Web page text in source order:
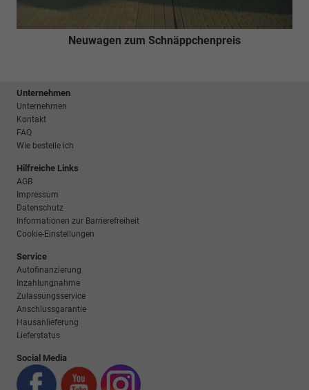
Neuwagen zum Schnäppchenpreis
Unternehmen
Unternehmen
Kontakt
FAQ
Wie bestelle ich
Hilfreiche Links
AGB
Impressum
Datenschutz
Informationen zur Barrierefreiheit
Cookie-Einstellungen
Service
Autofinanzierung
Inzahlungnahme
Zulassungsservice
Anschlussgarantie
Hausanlieferung
Lieferstatus
Social Media